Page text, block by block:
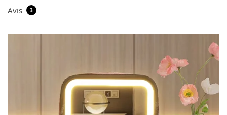
Avis 3